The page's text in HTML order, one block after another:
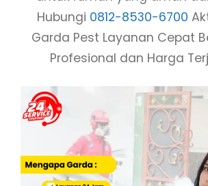
Hubungi 0812-8530-6700
Garda Pest Layanan Cepat
Profesional dan Harga